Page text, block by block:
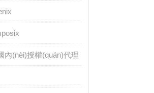
內(nèi)授權(quán)代理